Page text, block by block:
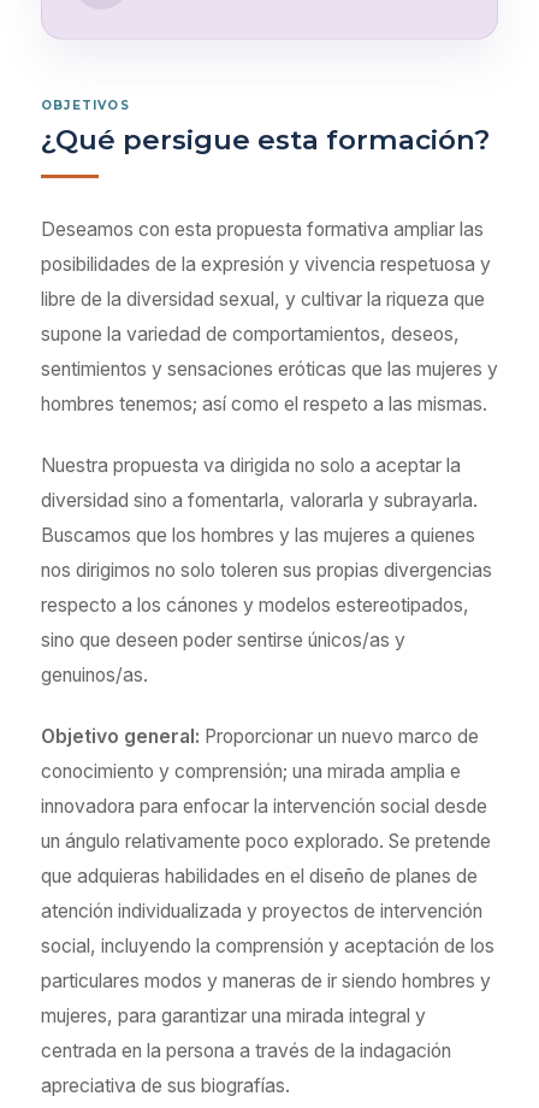
OBJETIVOS
¿Qué persigue esta formación?
Deseamos con esta propuesta formativa ampliar las
posibilidades de la expresión y vivencia respetuosa y
libre de la diversidad sexual, y cultivar la riqueza que
supone la variedad de comportamientos, deseos,
sentimientos y sensaciones eróticas que las mujeres y
hombres tenemos; así como el respeto a las mismas.
Nuestra propuesta va dirigida no solo a aceptar la
diversidad sino a fomentarla, valorarla y subrayarla.
Buscamos que los hombres y las mujeres a quienes
nos dirigimos no solo toleren sus propias divergencias
respecto a los cánones y modelos estereotipados,
sino que deseen poder sentirse únicos/as y
genuinos/as.
Objetivo general: Proporcionar un nuevo marco de
conocimiento y comprensión; una mirada amplia e
innovadora para enfocar la intervención social desde
un ángulo relativamente poco explorado. Se pretende
que adquieras habilidades en el diseño de planes de
atención individualizada y proyectos de intervención
social, incluyendo la comprensión y aceptación de los
particulares modos y maneras de ir siendo hombres y
mujeres, para garantizar una mirada integral y
centrada en la persona a través de la indagación
apreciativa de sus biografías.